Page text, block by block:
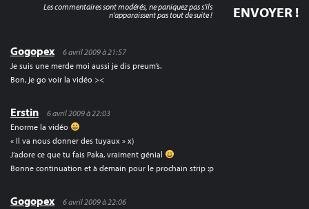
Gogopex
6 avril 2009 à 21:57
Je suis une merde moi aussi je dis preum’s.
Bon, je go voir la vidéo ><
Erstin
6 avril 2009 à 22:03
Enorme la vidéo
« Il va nous donner des tuyaux » x)
J’adore ce que tu fais Paka, vraiment génial
Bonne continuation et à demain pour le prochain strip :p
Gogopex
6 avril 2009 à 22:06
Les commentaires sont modérés, ne paniquez pas s'ils
n'apparaissent pas tout de suite !